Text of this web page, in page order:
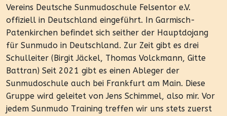
Vereins Deutsche Sunmudoschule Felsentor e.V.
offiziell in Deutschland eingeführt. In Garmisch-
Patenkirchen befindet sich seither der Hauptdojang
für Sunmudo in Deutschland. Zur Zeit gibt es drei
Schulleiter (Birgit Jäckel, Thomas Volckmann, Gitte
Battran) Seit 2021 gibt es einen Ableger der
Sunmudoschule auch bei Frankfurt am Main. Diese
Gruppe wird geleitet von Jens Schimmel, also mir. Vor
jedem Sunmudo Training treffen wir uns stets zuerst